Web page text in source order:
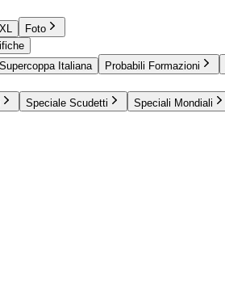
Foto
Supercoppa Italiana Probabili Formazioni
Speciale Scudetti Speciali Mondiali